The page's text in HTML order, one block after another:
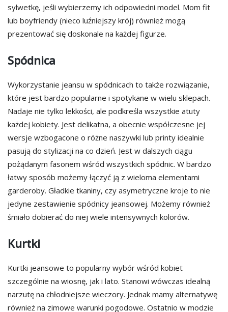
sylwetkę, jeśli wybierzemy ich odpowiedni model. Mom fit
lub boyfriendy (nieco luźniejszy krój) również mogą
prezentować się doskonale na każdej figurze.
Spódnica
Wykorzystanie jeansu w spódnicach to także rozwiązanie,
które jest bardzo popularne i spotykane w wielu sklepach.
Nadaje nie tylko lekkości, ale podkreśla wszystkie atuty
każdej kobiety. Jest delikatna, a obecnie współczesne jej
wersje wzbogacone o różne naszywki lub printy idealnie
pasują do stylizacji na co dzień. Jest w dalszych ciągu
pożądanym fasonem wśród wszystkich spódnic. W bardzo
łatwy sposób możemy łączyć ją z wieloma elementami
garderoby. Gładkie tkaniny, czy asymetryczne kroje to nie
jedyne zestawienie spódnicy jeansowej. Możemy również
śmiało dobierać do niej wiele intensywnych kolorów.
Kurtki
Kurtki jeansowe to popularny wybór wśród kobiet
szczególnie na wiosnę, jak i lato. Stanowi wówczas idealną
narzutę na chłodniejsze wieczory. Jednak mamy alternatywę
również na zimowe warunki pogodowe. Ostatnio w modzie